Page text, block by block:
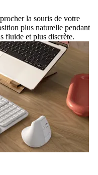
la souris de votre
plus naturelle pendant
fluide et plus discrète.